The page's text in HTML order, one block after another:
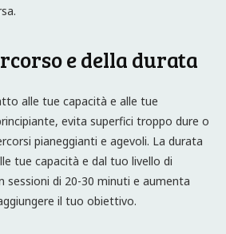
e della durata
alle tue capacità e alle tue
evita superfici troppo dure o
pianeggianti e agevoli. La durata
tue capacità e dal tuo livello di
sessioni di 20-30 minuti e aumenta
il tuo obiettivo.